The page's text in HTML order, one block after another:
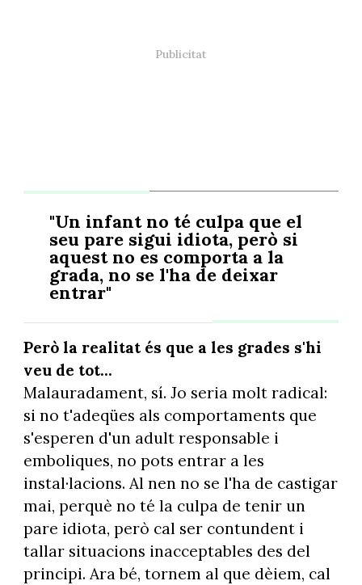
"Un infant no té culpa que el
seu pare sigui idiota, però si
aquest no es comporta a la
grada, no se l'ha de deixar
entrar"
Però la realitat és que a les grades s'hi
veu de tot...
Malauradament, sí. Jo seria molt radical:
si no t'adeqües als comportaments que
s'esperen d'un adult responsable i
emboliques, no pots entrar a les
instal·lacions. Al nen no se l'ha de castigar
mai, perquè no té la culpa de tenir un
pare idiota, però cal ser contundent i
tallar situacions inacceptables des del
principi. Ara bé, tornem al que dèiem, cal